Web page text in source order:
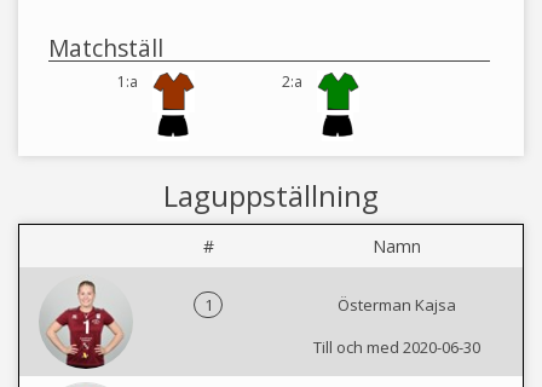
Matchställ
1:a 2:a
Laguppställning
# Namn
1
Österman Kajsa
Till och med 2020-06-30